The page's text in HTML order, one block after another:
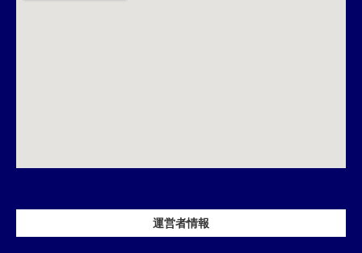
運営者情報